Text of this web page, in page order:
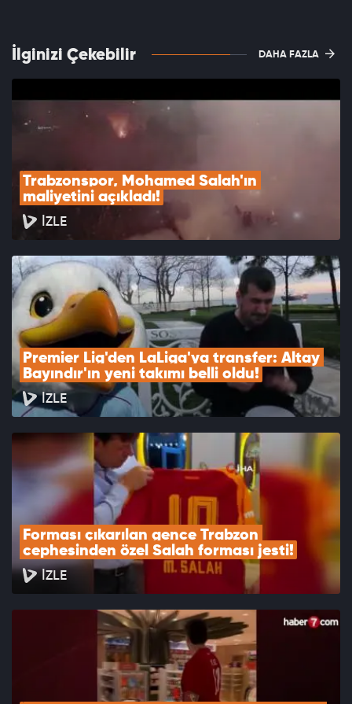
İlginizi Çekebilir DAHA FAZLA
Trabzonspor, Mohamed Salah'ın
maliyetini açıkladı!
İZLE
Premier Lig'den LaLiga'ya transfer: Altay
Bayındır'ın yeni takımı belli oldu!
İZLE
Forması çıkarılan gence Trabzon
cephesinden özel Salah forması jesti!
İZLE